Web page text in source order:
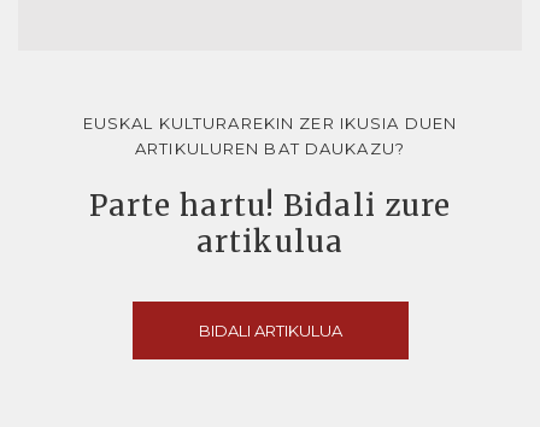
EUSKAL KULTURAREKIN ZER IKUSIA DUEN
ARTIKULUREN BAT DAUKAZU?
Parte hartu! Bidali zure
artikulua
BIDALI ARTIKULUA